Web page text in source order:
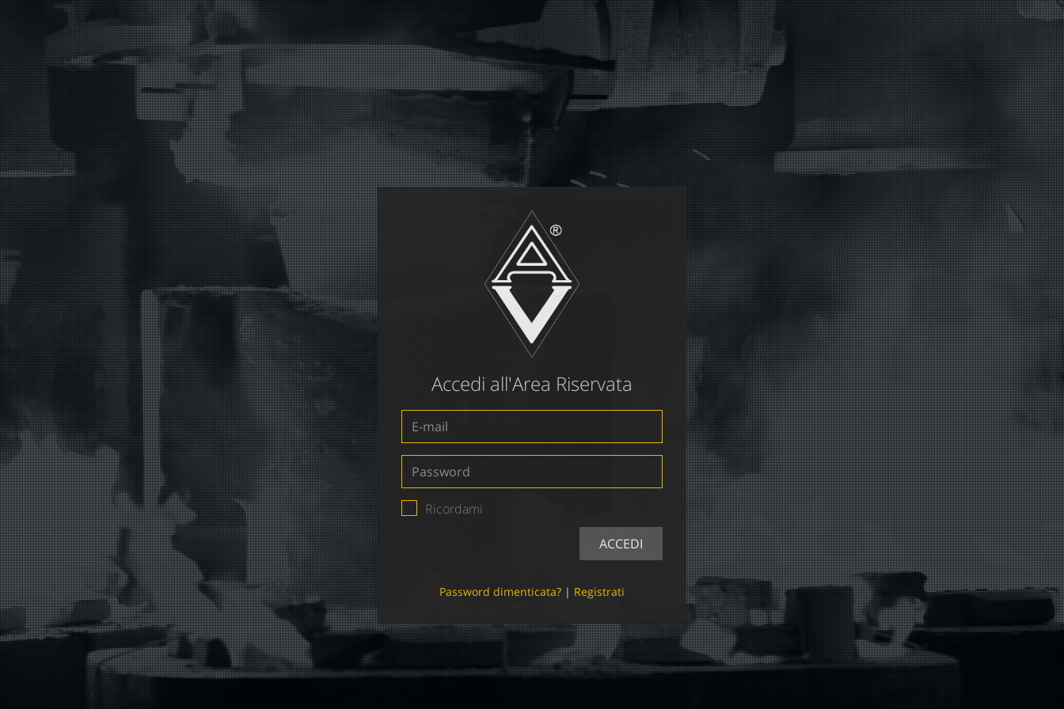
Accedi all'Area Riservata
mail
Password
Ricordami
ACCEDI
Password dimenticata? | Registrati